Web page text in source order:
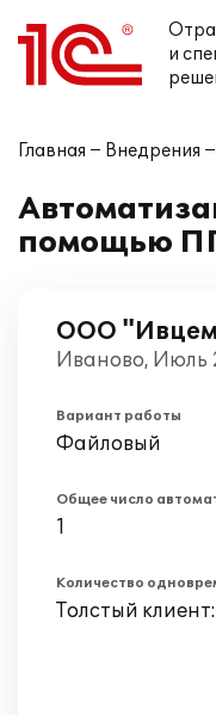
и
Главная Внедрения
помощью
ООО
Иваново, Июль
Вариант работы
Файловый
Общее число
1
Количество
Толстый клиент: